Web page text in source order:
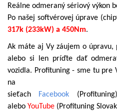
Reálne odmeraný sériový výkon
Po našej softvérovej úprave
317k (233kW) a 450Nm.
Ak máte aj Vy záujem o
alebo si len príďte dať
vozidla. Profituning - sme tu pre
na
sieťach
Facebook
alebo YouTube (Profituning